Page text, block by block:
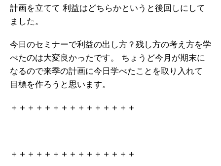
計画を立てて 利益はどちらかというと後回しにして
ました。
今日のセミナーで利益の出し方？残し方の考え方を学
べたのは大変良かったです。
ちょうど今月が期末に
なるので来季の計画に今日学べたことを取り入れて
目標を作ろうと思います。
＋＋＋＋＋＋＋＋＋＋＋＋＋＋＋
＋＋＋＋＋＋＋＋＋＋＋＋＋＋＋